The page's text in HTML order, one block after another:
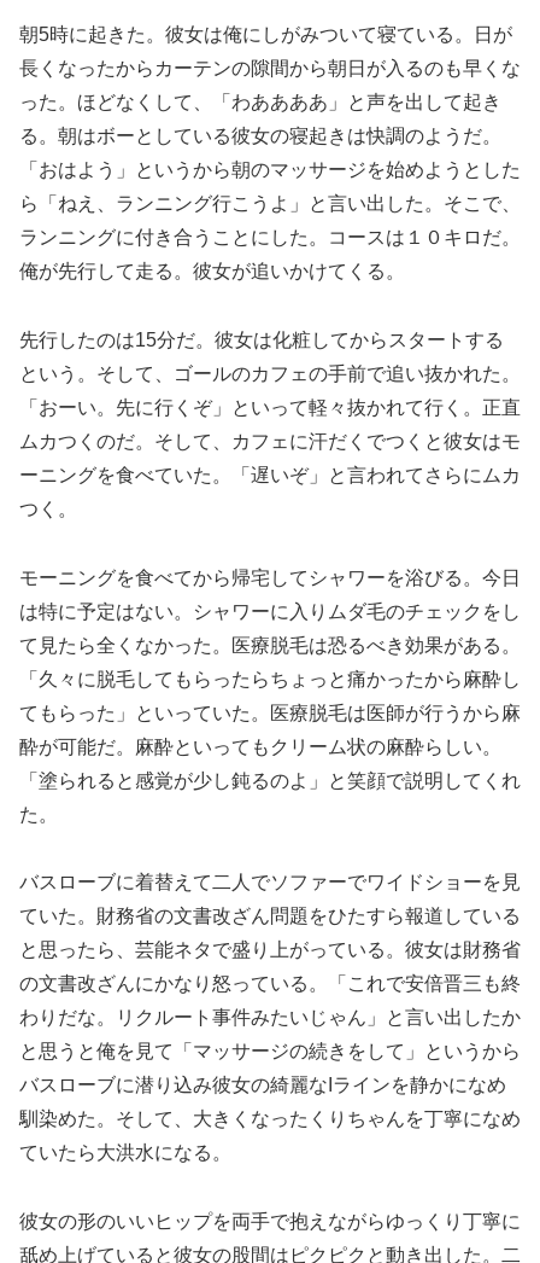
朝5時に起きた。彼女は俺にしがみついて寝ている。日が
長くなったからカーテンの隙間から朝日が入るのも早くな
った。ほどなくして、「わああああ」と声を出して起き
る。朝はボーとしている彼女の寝起きは快調のようだ。
「おはよう」というから朝のマッサージを始めようとした
ら「ねえ、ランニング行こうよ」と言い出した。そこで、
ランニングに付き合うことにした。コースは１０キロだ。
俺が先行して走る。彼女が追いかけてくる。
先行したのは15分だ。彼女は化粧してからスタートする
という。そして、ゴールのカフェの手前で追い抜かれた。
「おーい。先に行くぞ」といって軽々抜かれて行く。正直
ムカつくのだ。そして、カフェに汗だくでつくと彼女はモ
ーニングを食べていた。「遅いぞ」と言われてさらにムカ
つく。
モーニングを食べてから帰宅してシャワーを浴びる。今日
は特に予定はない。シャワーに入りムダ毛のチェックをし
て見たら全くなかった。医療脱毛は恐るべき効果がある。
「久々に脱毛してもらったらちょっと痛かったから麻酔し
てもらった」といっていた。医療脱毛は医師が行うから麻
酔が可能だ。麻酔といってもクリーム状の麻酔らしい。
「塗られると感覚が少し鈍るのよ」と笑顔で説明してくれ
た。
バスローブに着替えて二人でソファーでワイドショーを見
ていた。財務省の文書改ざん問題をひたすら報道している
と思ったら、芸能ネタで盛り上がっている。彼女は財務省
の文書改ざんにかなり怒っている。「これで安倍晋三も終
わりだな。リクルート事件みたいじゃん」と言い出したか
と思うと俺を見て「マッサージの続きをして」というから
バスローブに潜り込み彼女の綺麗なIラインを静かになめ
馴染めた。そして、大きくなったくりちゃんを丁寧になめ
ていたら大洪水になる。
彼女の形のいいヒップを両手で抱えながらゆっくり丁寧に
舐め上げていると彼女の股間はピクピクと動き出した。二